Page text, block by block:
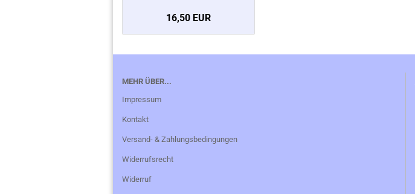
16,50 EUR
MEHR ÜBER...
Impressum
Kontakt
Versand- & Zahlungsbedingungen
Widerrufsrecht
Widerruf